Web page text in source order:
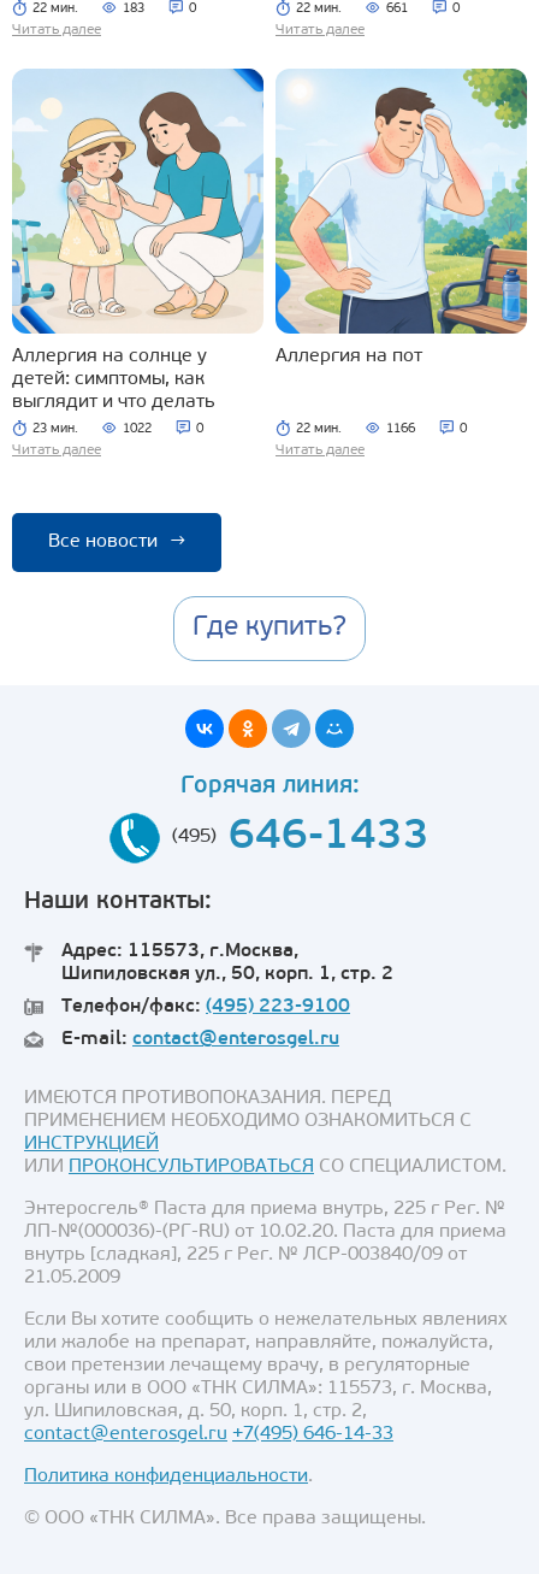
22 мин. 183 0
Читать далее
22 мин. 661 0
Читать далее
Аллергия на солнце у
детей: симптомы, как
выглядит и что делать
23 мин. 1022 0
Читать далее
Аллергия на пот
22 мин. 1166 0
Читать далее
Все новости →
Где купить?
Горячая линия:
(495) 646-1433
Наши контакты:
Адрес: 115573, г.Москва,
Шипиловская ул., 50, корп. 1, стр. 2
Телефон/факс: (495) 223-9100
E-mail: contact@enterosgel.ru
ИМЕЮТСЯ ПРОТИВОПОКАЗАНИЯ. ПЕРЕД
ПРИМЕНЕНИЕМ НЕОБХОДИМО ОЗНАКОМИТЬСЯ С
ИНСТРУКЦИЕЙ
ИЛИ ПРОКОНСУЛЬТИРОВАТЬСЯ СО СПЕЦИАЛИСТОМ.
Энтеросгель® Паста для приема внутрь, 225 г Рег. №
ЛП-№(000036)-(РГ-RU) от 10.02.20. Паста для приема
внутрь [сладкая], 225 г Рег. № ЛСР-003840/09 от
21.05.2009
Если Вы хотите сообщить о нежелательных явлениях
или жалобе на препарат, направляйте, пожалуйста,
свои претензии лечащему врачу, в регуляторные
органы или в ООО «ТНК СИЛМА»: 115573, г. Москва,
ул. Шипиловская, д. 50, корп. 1, стр. 2,
contact@enterosgel.ru +7(495) 646-14-33
Политика конфиденциальности.
© ООО «ТНК СИЛМА». Все права защищены.